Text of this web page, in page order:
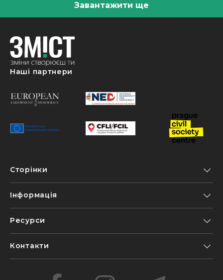
Завантажити ще
Наші партнери
Сторінки
Інформація
Ресурси
Контакти